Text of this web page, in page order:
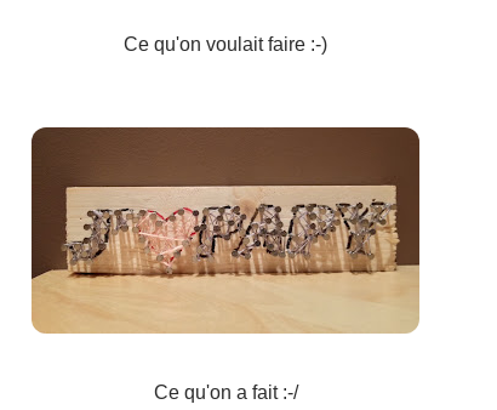
Ce qu'on voulait faire :-)
Ce qu'on a fait :-/